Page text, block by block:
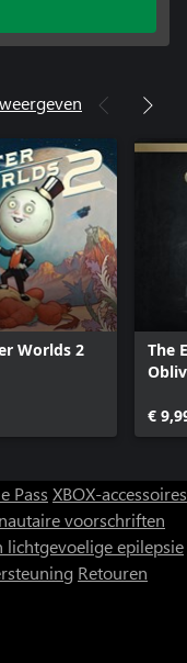
Worlds 2
The
€
Pass XBOX-accessoires
voorschriften
epilepsie
Retouren